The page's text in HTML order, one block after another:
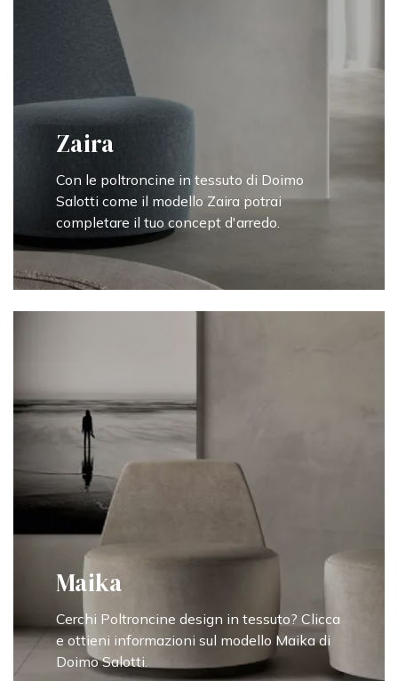
Zaira
Con le poltroncine in tessuto di Doimo
Salotti come il modello Zaira potrai
completare il tuo concept d'arredo.
Maika
Cerchi Poltroncine design in tessuto? Clicca
e ottieni informazioni sul modello Maika di
Doimo Salotti.